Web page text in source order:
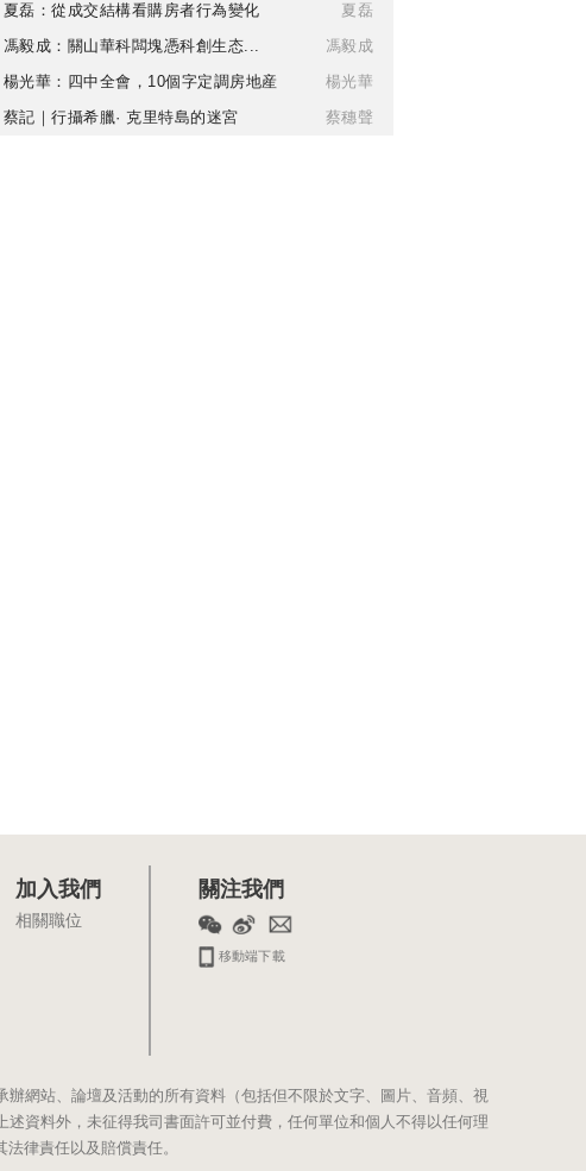
夏磊：從成交結構看購房者行為變化
夏磊
馮毅成：關山華科闆塊憑科創生态...
馮毅成
楊光華：四中全會，10個字定調房地産
楊光華
蔡記｜行攝希臘· 克里特島的迷宮
蔡穗聲
加入我們
相關職位
關注我們
移動端下載
網站、論壇及活動的所有資料（包括但不限於文字、圖片、音頻、視
資料外，未征得我司書面許可並付費，任何單位和個人不得以任何理
律責任以及賠償責任。